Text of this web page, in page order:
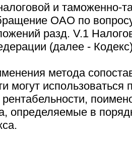
и таможенно-
ОАО по
разд. V.1
(далее -
метода
могут использоваться
определяемые в